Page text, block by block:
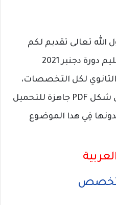
الله تعالى تقدبم لكم
لكل التخصصات،
هذه النماذج ستجدونها عَلَى شكل PDF جاهزة للتحميل
فِي هدا الموضوع